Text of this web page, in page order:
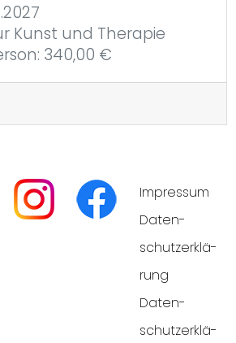
Kunst und Therapie
340,00 €
Impres­sum
Daten­
schutz­er­klä­
rung
Daten­
schutz­er­klä­